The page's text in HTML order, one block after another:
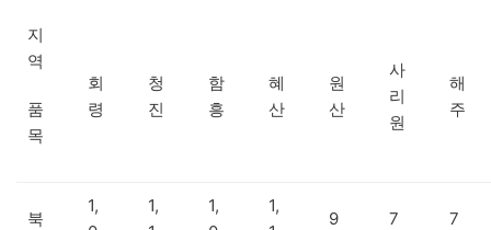
지
역
품
목
회
령
청
진
함
흥
혜
산
원
산
사
리
원
해
주
북
1,
1,
1,
1,
9 7 7